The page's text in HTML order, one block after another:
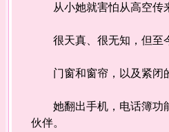
从小她就害怕从高空传来
很天真、很无知，但至今
门窗和窗帘，以及紧闭的
她翻出手机，电话簿功能
伙伴。